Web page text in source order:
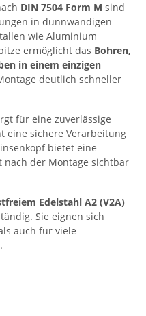
DIN 7504 Form M sind
in dünnwandigen
wie Aluminium
ermöglicht das Bohren,
in einem einzigen
deutlich schneller
für eine zuverlässige
eine sichere Verarbeitung
bietet eine
der Montage sichtbar
Edelstahl A2 (V2A)
Sie eignen sich
auch für viele